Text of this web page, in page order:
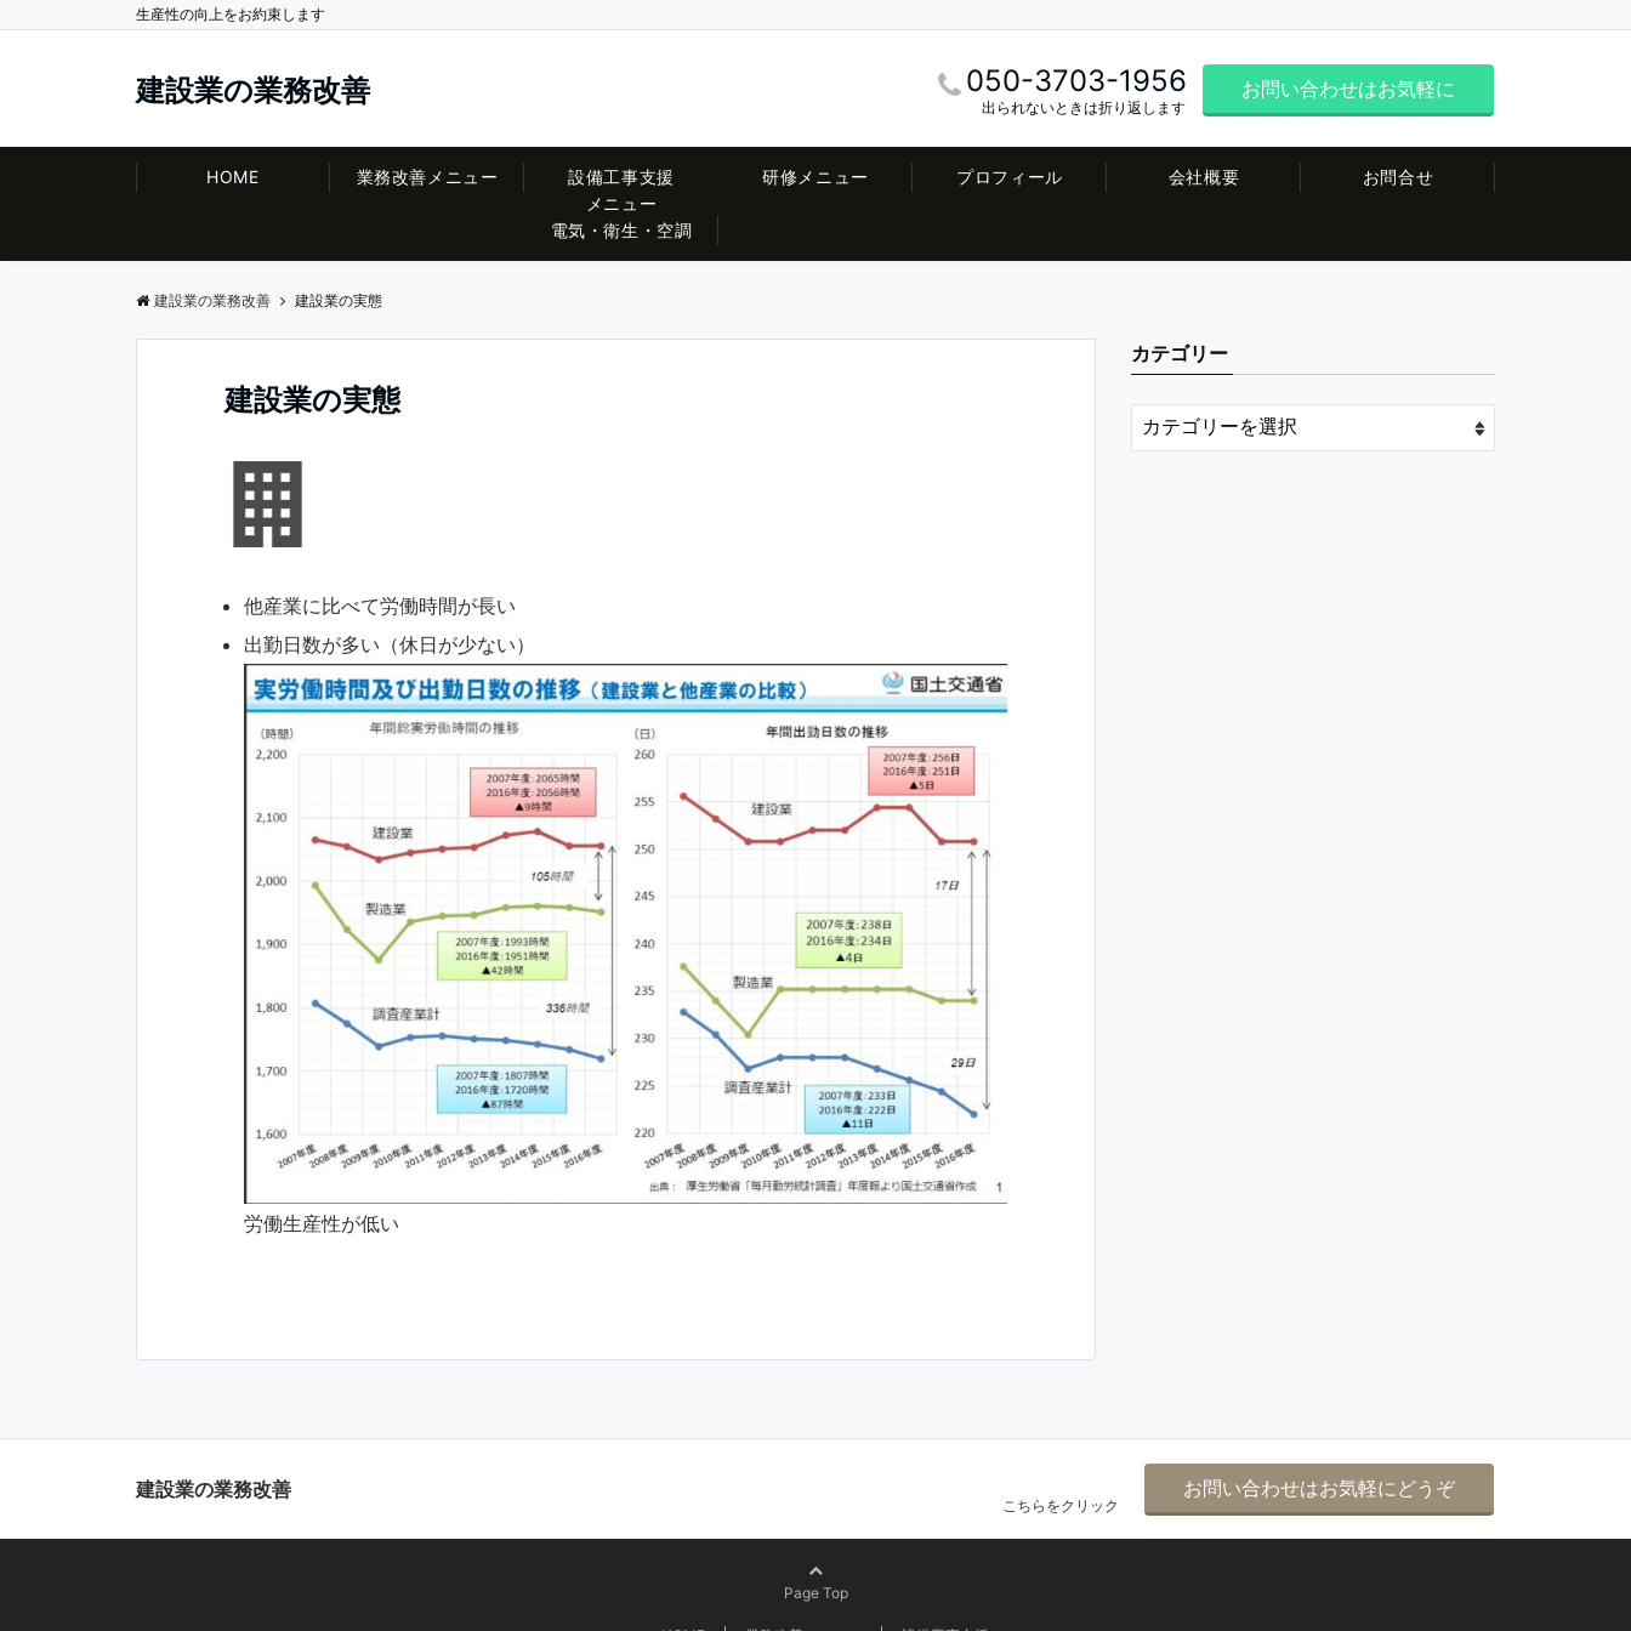
生産性の向上をお約束します
建設業の業務改善 050-3703-1956
出られないときは折り返します
お問い合わせはお気軽に
HOME 業務改善メニュー
設備工事支援
メニュー
電気・衛生・空調
研修メニュー プロフィール 会社概要 お問合せ
建設業の業務改善 建設業の実態
建設業の実態
他産業に比べて労働時間が長い
出勤日数が多い（休日が少ない）
労働生産性が低い
カテゴリー
建設業の業務改善
こちらをクリック
お問い合わせはお気軽にどうぞ
Page Top